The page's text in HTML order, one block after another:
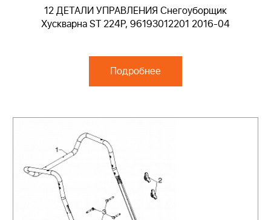
12 ДЕТАЛИ УПРАВЛЕНИЯ Снегоуборщик
Хускварна ST 224P, 96193012201 2016-04
Подробнее